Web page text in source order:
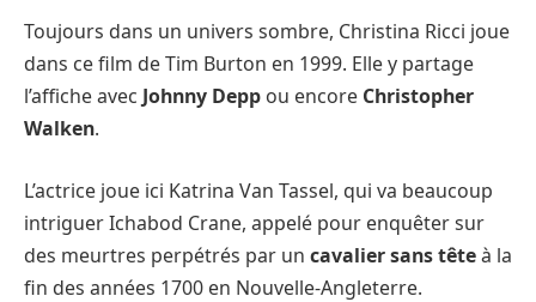
Toujours dans un univers sombre, Christina Ricci joue
dans ce film de Tim Burton en 1999. Elle y partage
l’affiche avec Johnny Depp ou encore Christopher
Walken.
L’actrice joue ici Katrina Van Tassel, qui va beaucoup
intriguer Ichabod Crane, appelé pour enquêter sur
des meurtres perpétrés par un cavalier sans têteà la
fin des années 1700 en Nouvelle-Angleterre.